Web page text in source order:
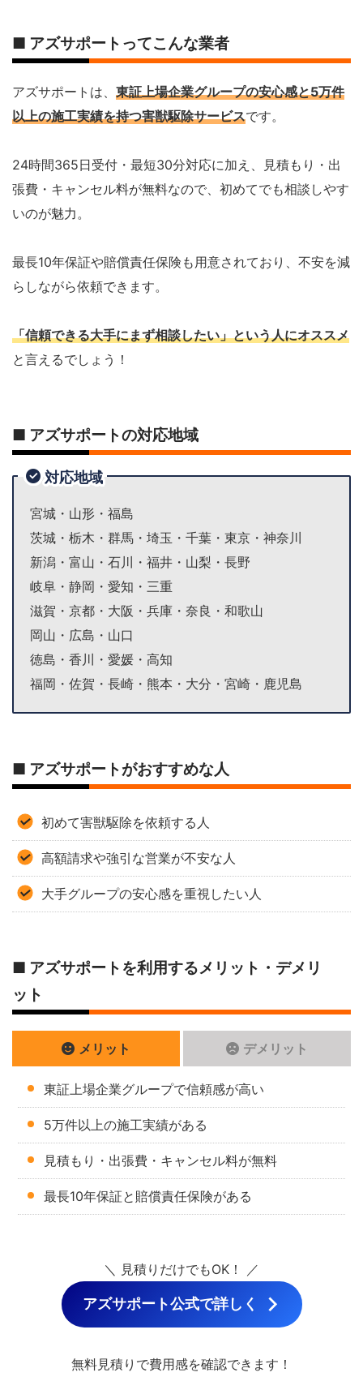
■ アズサポートってこんな業者
アズサポートは、 東証上場企業グループの安心感と5万件
以上の施工実績を持つ害獣駆除サービスです。
24時間365日受付・最短30分対応に加え、見積もり・出
張費・キャンセル料が無料なので、初めてでも相談しやす
いのが魅力。
最長10年保証や賠償責任保険も用意されており、不安を減
らしながら依頼できます。
「信頼できる大手にまず相談したい」という人にオススメ
と言えるでしょう！
■ アズサポートの対応地域
対応地域
宮城・山形・福島
茨城・栃木・群馬・埼玉・千葉・東京・神奈川
新潟・富山・石川・福井・山梨・長野
岐阜・静岡・愛知・三重
滋賀・京都・大阪・兵庫・奈良・和歌山
岡山・広島・山口
徳島・香川・愛媛・高知
福岡・佐賀・長崎・熊本・大分・宮崎・鹿児島
■ アズサポートがおすすめな人
初めて害獣駆除を依頼する人
高額請求や強引な営業が不安な人
大手グループの安心感を重視したい人
■ アズサポートを利用するメリット・デメリ
ット
メリット デメリット
東証上場企業グループで信頼感が高い
5万件以上の施工実績がある
見積もり・出張費・キャンセル料が無料
最長10年保証と賠償責任保険がある
＼ 見積りだけでもOK！ ／
アズサポート公式で詳しく
無料見積りで費用感を確認できます！